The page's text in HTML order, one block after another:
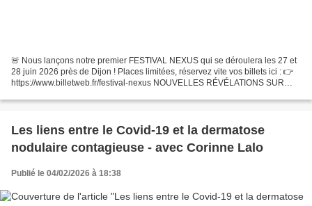
🚨 Nous lançons notre premier FESTIVAL NEXUS qui se déroulera les 27 et
28 juin 2026 près de Dijon ! Places limitées, réservez vite vos billets ici : 👉
https://www.billetweb.fr/festival-nexus NOUVELLES RÉVÉLATIONS SUR
Les liens entre le Covid-19 et la dermatose
nodulaire contagieuse - avec Corinne Lalo
Publié le 04/02/2026 à 18:38